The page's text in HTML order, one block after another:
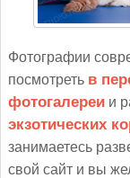
Фотографии
посмотреть в
фотогалереи и
экзотических
занимаетесь
свой сайт и вы